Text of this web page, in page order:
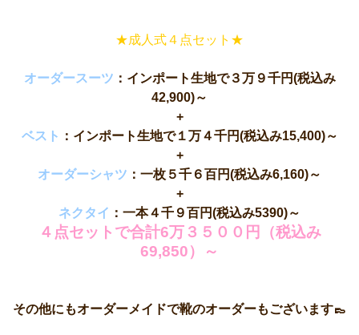
★成人式４点セット★
オーダースーツ ：インポート生地で３万９千円(税込み
42,900)～
+
ベスト ：インポート生地で１万４千円(税込み15,400)～
+
オーダーシャツ ：一枚５千６百円(税込み6,160)～
+
ネクタイ ：一本４千９百円(税込み5390)～
４点セットで合計6万３５００円（税込み
69,850）～
その他にもオーダーメイドで靴のオーダーもございます👞